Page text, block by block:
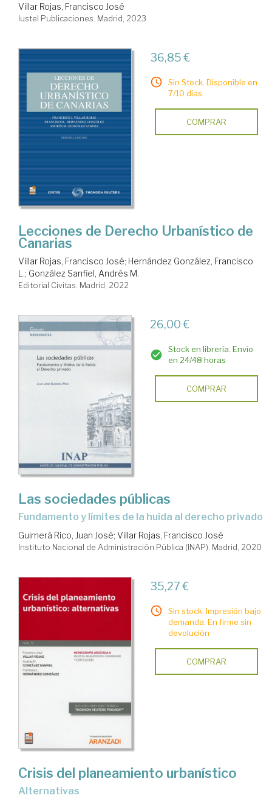
Villar Rojas, Francisco José
Iustel Publicaciones. Madrid, 2023
36,85 €
Sin Stock. Disponible en
7/10 días.
COMPRAR
Lecciones de Derecho Urbanístico de
Canarias
Villar Rojas, Francisco José; Hernández González, Francisco
L.; González Sanfiel, Andrés M.
Editorial Civitas. Madrid, 2022
26,00 €
Stock en librería. Envío
en 24/48 horas
COMPRAR
Las sociedades públicas
fundamento y límites de la huida al derecho privado
Guimerá Rico, Juan José; Villar Rojas, Francisco José
Instituto Nacional de Administración Pública (INAP). Madrid, 2020
35,27 €
Sin stock. Impresión bajo
demanda. En firme sin
devolución
COMPRAR
Crisis del planeamiento urbanístico
alternativas